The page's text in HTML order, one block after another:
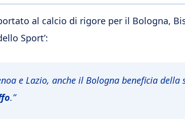
al calcio di rigore per il Bologna,
Sport’:
e Lazio, anche il Bologna beneficia
.”